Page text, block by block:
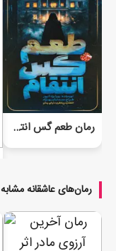
رمان طعم گس انتقام
رمان‌های عاشقانه مشابه